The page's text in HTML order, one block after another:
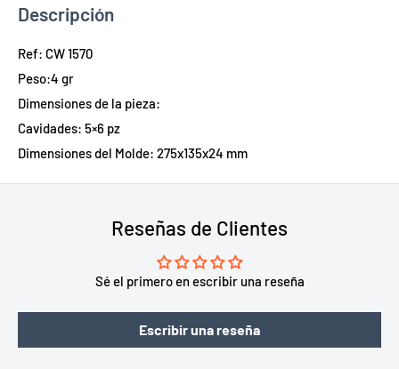
Descripción
Ref: CW 1570
Peso:4 gr
Dimensiones de la pieza:
Cavidades: 5×6 pz
Dimensiones del Molde: 275x135x24 mm
Reseñas de Clientes
Sé el primero en escribir una reseña
Escribir una reseña